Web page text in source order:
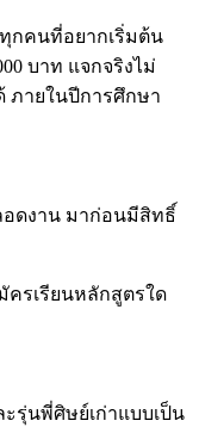
กคนที่อยากเริ่มต้น
บาท แจกจริงไม่
ภายในปีการศึกษา
อดงาน มาก่อนมีสิทธิ์
ครเรียนหลักสูตรใด
รุ่นพี่ศิษย์เก่าแบบเป็น